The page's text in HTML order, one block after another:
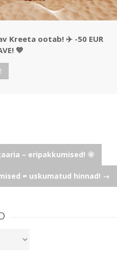
Kreeta ootab! ✈️ -50 EUR
💙
– eripakkumised! 🌞
= uskumatud hinnad! →